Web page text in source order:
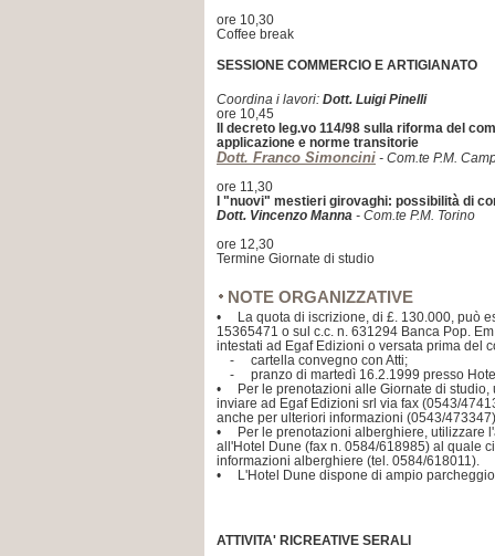
ore 10,30
Coffee break
SESSIONE COMMERCIO E ARTIGIANATO
Coordina i lavori: Dott. Luigi Pinelli
ore 10,45
Il decreto leg.vo 114/98 sulla riforma del
applicazione e norme transitorie
Dott. Franco Simoncini - Com.te P.M.
ore 11,30
I "nuovi" mestieri girovaghi: possibilità di
Dott. Vincenzo Manna - Com.te P.M. Torino
ore 12,30
Termine Giornate di studio
NOTE ORGANIZZATIVE
• La quota di iscrizione, di £. 130.000, può
15365471 o sul c.c. n. 631294 Banca Pop.
intestati ad Egaf Edizioni o versata prima del
- cartella convegno con Atti;
- pranzo di martedì 16.2.1999 presso
• Per le prenotazioni alle Giornate di studio,
inviare ad Egaf Edizioni srl via fax (0543/
anche per ulteriori informazioni (0543/
• Per le prenotazioni alberghiere, utilizzare
all'Hotel Dune (fax n. 0584/618985) al quale
informazioni alberghiere (tel. 0584/618011).
• L'Hotel Dune dispone di ampio
ATTIVITA' RICREATIVE SERALI